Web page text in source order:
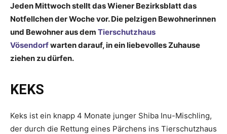
Jeden Mittwoch stellt das Wiener Bezirksblatt das
Notfellchen der Woche vor. Die pelzigen Bewohnerinnen
und Bewohner aus dem Tierschutzhaus
Vösendorfwarten darauf, in ein liebevolles Zuhause
ziehen zu dürfen.
KEKS
Keks ist ein knapp 4 Monate junger Shiba Inu-Mischling,
der durch die Rettung eines Pärchens ins Tierschutzhaus